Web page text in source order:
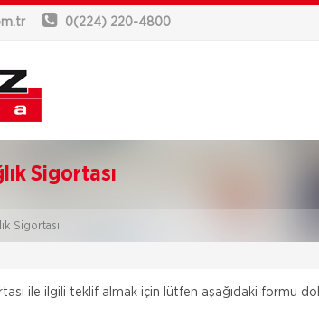
0(224) 220-4800
Sigortası
Sigortası
ile ilgili teklif almak için lütfen aşağıdaki formu